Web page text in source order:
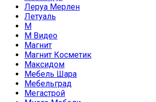
Леруа Мерлен
Летуаль
М
М Видео
Магнит
Магнит Косметик
Максидом
Мебель Шара
Мебельград
Мегастрой